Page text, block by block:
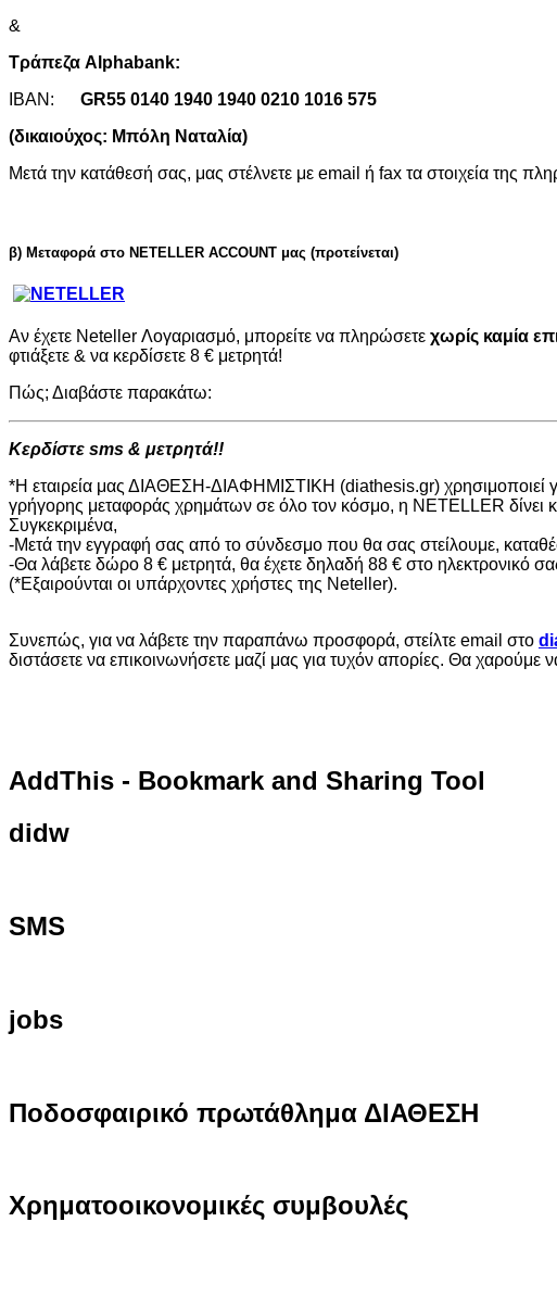
&
Τράπεζα Alphabank:
ΙΒΑΝ: GR55 0140 1940 1940 0210 1016 575
(δικαιούχος: Μπόλη Ναταλία)
Μετά την κατάθεσή σας, μας στέλνετε με email ή fax τα στοιχεία της
β) Μεταφορά στο NETELLER ACCOUNT μας (προτείνεται)
Αν έχετε Neteller Λογαριασμό, μπορείτε να πληρώσετε χωρίς καμία
φτιάξετε & να κερδίσετε 8 € μετρητά!
Πώς; Διαβάστε παρακάτω:
Κερδίστε sms & μετρητά!!
*Η εταιρεία μας ΔΙΑΘΕΣΗ-ΔΙΑΦΗΜΙΣΤΙΚΗ (diathesis.gr) χρησιμοποιεί
γρήγορης μεταφοράς χρημάτων σε όλο τον κόσμο, η NETELLER δίνει
Συγκεκριμένα,
-Μετά την εγγραφή σας από το σύνδεσμο που θα σας στείλουμε,
-Θα λάβετε δώρο 8 € μετρητά, θα έχετε δηλαδή 88 € στο ηλεκτρονικό
(*Εξαιρούνται οι υπάρχοντες χρήστες της Neteller).
Συνεπώς, για να λάβετε την παραπάνω προσφορά, στείλτε email στο
διστάσετε να επικοινωνήσετε μαζί μας για τυχόν απορίες. Θα χαρούμε
AddThis - Bookmark and Sharing Tool
didw
SMS
jobs
Ποδοσφαιρικό πρωτάθλημα ΔΙΑΘΕΣΗ
Χρηματοοικονομικές συμβουλές